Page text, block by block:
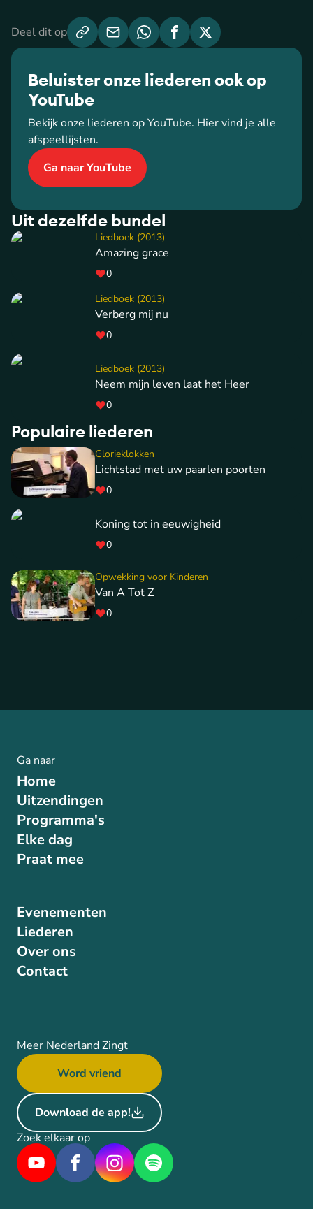
Deel dit op
Beluister onze liederen ook op
YouTube
Bekijk onze liederen op YouTube. Hier vind je alle
afspeellijsten.
Ga naar YouTube
Uit dezelfde bundel
Liedboek (2013)
Amazing grace
0
Liedboek (2013)
Verberg mij nu
0
Liedboek (2013)
Neem mijn leven laat het Heer
0
Populaire liederen
Glorieklokken
Lichtstad met uw paarlen poorten
0
Koning tot in eeuwigheid
0
Opwekking voor Kinderen
Van A Tot Z
0
Ga naar
Home
Uitzendingen
Programma's
Elke dag
Praat mee
Evenementen
Liederen
Over ons
Contact
Meer Nederland Zingt
Word vriend
Download de app!
Zoek elkaar op